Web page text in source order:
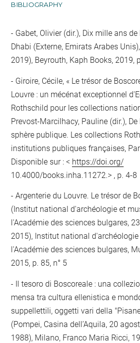
BIBLIOGRAPHY
Gabet, Olivier (dir.), Dix mille ans
Dhabi (Externe, Emirats Arabes
2019), Beyrouth, Kaph Books, 2019,
Giroire, Cécile, « Le trésor de
Louvre : un mécénat exceptionnel
Rothschild pour les collections
Prevost-Marcilhacy, Pauline (dir.),
sphère publique. Les collections
institutions publiques françaises,
Disponible sur : < https://doi.org/
10.4000/books.inha.11272.> , p. 4-8
Argenterie du Louvre. Le trésor de
(Institut national d'archéologie et
l'Académie des sciences bulgares,
2015), Institut national
l'Académie des sciences bulgares,
2015, p. 85, n° 5
Il tesoro di Boscoreale : una
mensa tra cultura ellenistica e
suppellettili, oggetti vari della
(Pompei, Casina dell’Aquila, 20
1988), Milano, Franco Maria Ricci,